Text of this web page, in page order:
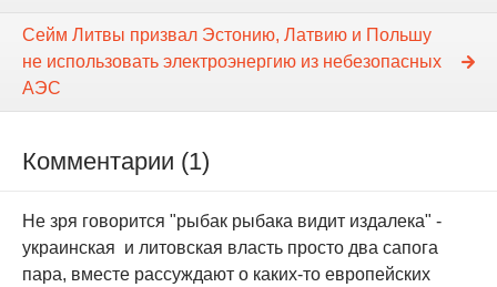
Сейм Литвы призвал Эстонию, Латвию и Польшу
не использовать электроэнергию из небезопасных
АЭС
Комментарии (1)
Не зря говорится "рыбак рыбака видит издалека" -
украинская и литовская власть просто два сапога
пара, вместе рассуждают о каких-то европейских